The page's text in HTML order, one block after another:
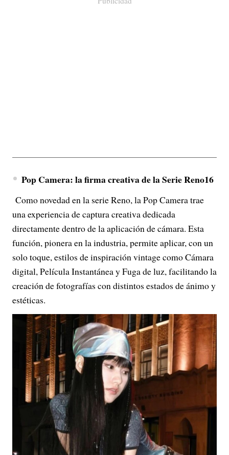
Pop Camera: la firma creativa de la Serie Reno16
Como novedad en la serie Reno, la Pop Camera trae
una experiencia de captura creativa dedicada
directamente dentro de la aplicación de cámara. Esta
función, pionera en la industria, permite aplicar, con un
solo toque, estilos de inspiración vintage como Cámara
digital, Película Instantánea y Fuga de luz, facilitando la
creación de fotografías con distintos estados de ánimo y
estéticas.